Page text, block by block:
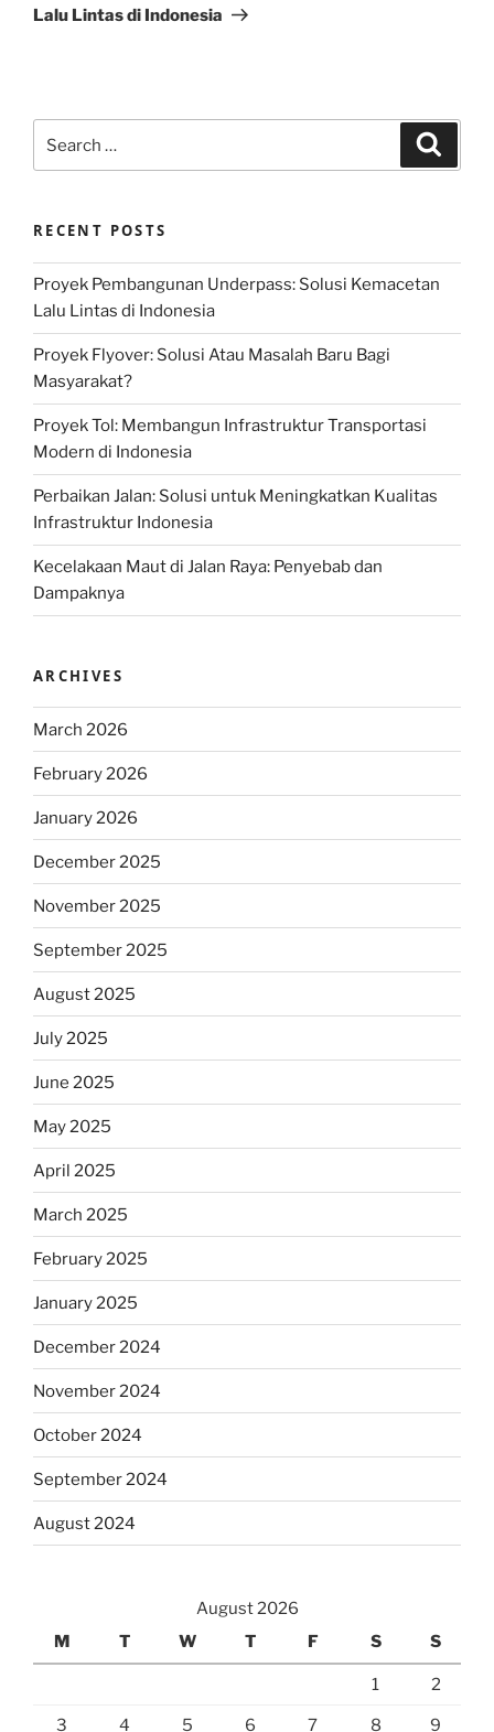
Lalu Lintas di Indonesia
for:
RECENT POSTS
Proyek Pembangunan Underpass: Solusi Kemacetan
Lalu Lintas di Indonesia
Proyek Flyover: Solusi Atau Masalah Baru Bagi
Masyarakat?
Proyek Tol: Membangun Infrastruktur Transportasi
Modern di Indonesia
Perbaikan Jalan: Solusi untuk Meningkatkan Kualitas
Infrastruktur Indonesia
Kecelakaan Maut di Jalan Raya: Penyebab dan
Dampaknya
ARCHIVES
March 2026
February 2026
January 2026
December 2025
November 2025
September 2025
August 2025
July 2025
June 2025
May 2025
April 2025
March 2025
February 2025
January 2025
December 2024
November 2024
October 2024
September 2024
August 2024
August 2026
M
T W T F S S
1 2
3 4 5 6 7 8 9